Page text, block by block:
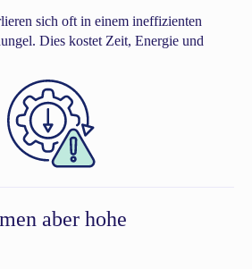
sich oft in einem ineffizienten
Dies kostet Zeit, Energie und
aber hohe